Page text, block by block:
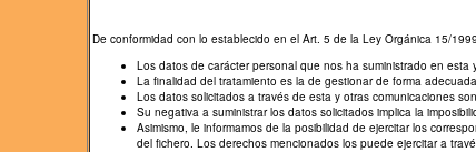
De conformidad con lo establecido en el Art. 5 de la Ley Orgánica 15/
Los datos de carácter personal que nos ha suministrado en
La finalidad del tratamiento es la de gestionar de forma
Los datos solicitados a través de esta y otras comunicaciones
Su negativa a suministrar los datos solicitados implica la
Asimismo, le informamos de la posibilidad de ejercitar los
del fichero. Los derechos mencionados los puede ejercitar a